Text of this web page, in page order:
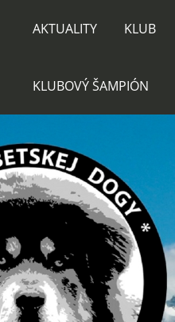
AKTUALITY KLUB
KLUBOVÝ ŠAMPIÓN